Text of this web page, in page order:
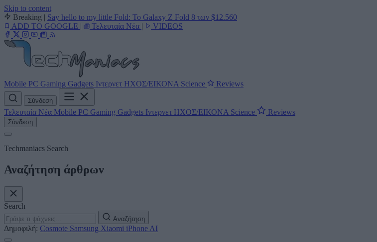
Skip to content
Breaking | Say hello to my little Fold: Το Galaxy Z Fold 8 των $12.560
ADD TO GOOGLE | Τελευταία Νέα | VIDEOS
Mobile PC Gaming Gadgets Ιντερνετ ΗΧΟΣ/ΕΙΚΟΝΑ Science Reviews
Σύνδεση
Τελευταία Νέα Mobile PC Gaming Gadgets Ιντερνετ ΗΧΟΣ/ΕΙΚΟΝΑ Science Reviews
Σύνδεση
Techmaniacs Search
Αναζήτηση άρθρων
Search
Αναζήτηση
Δημοφιλή: Cosmote Samsung Xiaomi iPhone AI